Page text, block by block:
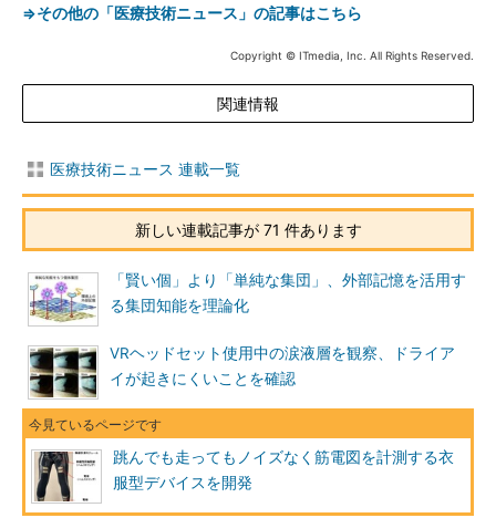
⇒その他の「医療技術ニュース」の記事はこちら
Copyright © ITmedia, Inc. All Rights Reserved.
関連情報
医療技術ニュース 連載一覧
新しい連載記事が 71 件あります
「賢い個」より「単純な集団」、外部記憶を活用す
る集団知能を理論化
VRヘッドセット使用中の涙液層を観察、ドライア
イが起きにくいことを確認
跳んでも走ってもノイズなく筋電図を計測する衣
服型デバイスを開発